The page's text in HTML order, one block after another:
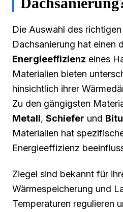
Die Auswahl des
Dachsanierung hat einen
Energieeffizienz eines
Materialien bieten
hinsichtlich ihrer
Zu den gängigsten
Metall, Schiefer und
Materialien hat
Energieeffizienz
Ziegel sind bekannt für
Wärmespeicherung und
Temperaturen regulieren